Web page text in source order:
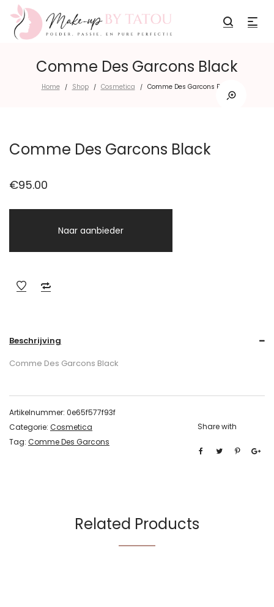
Comme Des Garcons Black
Home / Shop / Cosmetica / Comme Des Garcons Black
Comme Des Garcons Black
€95.00
Naar aanbieder
Beschrijving
Comme Des Garcons Black
Artikelnummer: 0e65f577f93f
Categorie: Cosmetica
Tag: Comme Des Garcons
Share with
Related Products